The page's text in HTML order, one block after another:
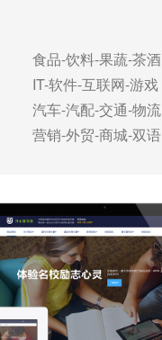
食品-饮料-果蔬-茶酒
IT-软件-互联网-游戏
汽车-汽配-交通-物流
营销-外贸-商城-双语